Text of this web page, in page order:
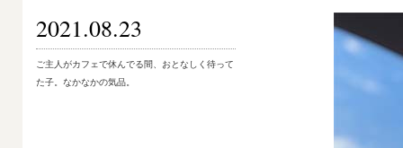
2021.08.23
ご主人がカフェで休んでる間、おとなしく待って
た子。なかなかの気品。